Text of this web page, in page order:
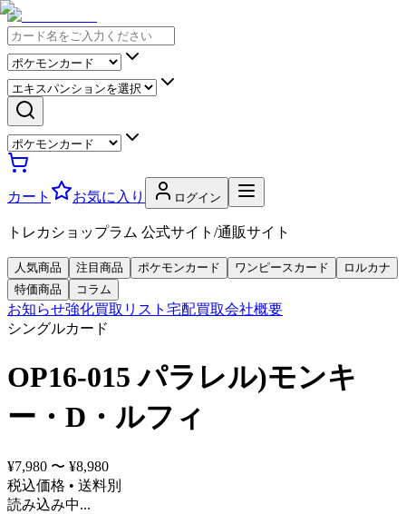
カート お気に入り ログイン
トレカショップラム 公式サイト/通販サイト
人気商品 注目商品 ポケモンカード ワンピースカード
ロルカナ
特価商品
コラム
お知らせ強化買取リスト 宅配買取会社概要
シングルカード
OP16-015 パラレル)モンキ
ー・D・ルフィ
¥7,980 〜 ¥8,980
税込価格 • 送料別
読み込み中...